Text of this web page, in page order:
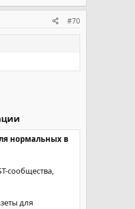
#70
нормальных в
сообщества,
для